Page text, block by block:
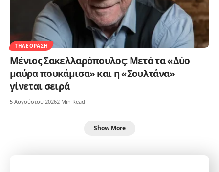
ΤΗΛΕΌΡΑΣΗ
Μένιος Σακελλαρόπουλος: Μετά τα «Δύο
μαύρα πουκάμισα» και η «Σουλτάνα»
γίνεται σειρά
5 Αυγούστου 20262 Min Read
Show More